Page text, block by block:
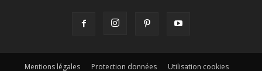
Mentions légales Protection données Utilisation cookies